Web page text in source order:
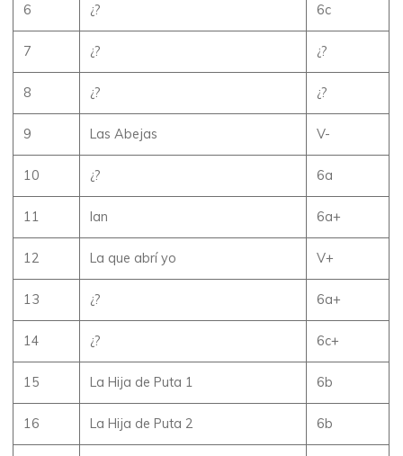
6 ¿? 6c
7 ¿? ¿?
8 ¿? ¿?
9 Las Abejas V-
10 ¿? 6a
11 Ian 6a+
12 La que abrí yo V+
13 ¿? 6a+
14 ¿? 6c+
15 La Hija de Puta 1 6b
16 La Hija de Puta 2 6b